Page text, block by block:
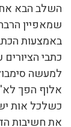
השלב הבא
שמאפיין
באמצעות
כתבי
למעשה
אלוף הפך
כשלכל אות
את חשיבות